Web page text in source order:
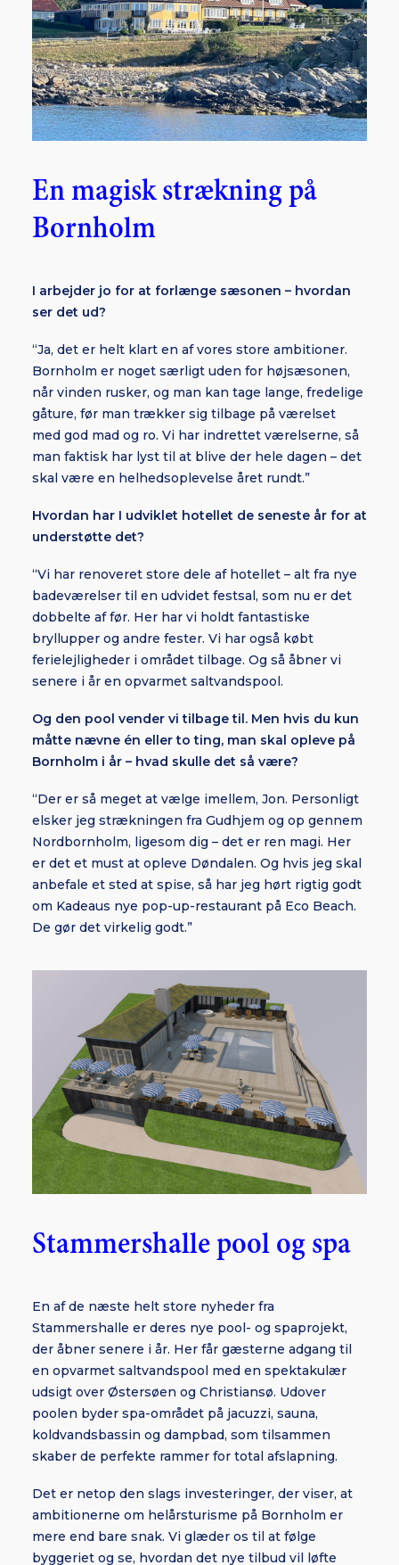
En magisk strækning på
Bornholm
I arbejder jo for at forlænge sæsonen – hvordan
ser det ud?
“Ja, det er helt klart en af vores store ambitioner.
Bornholm er noget særligt uden for højsæsonen,
når vinden rusker, og man kan tage lange, fredelige
gåture, før man trækker sig tilbage på værelset
med god mad og ro. Vi har indrettet værelserne, så
man faktisk har lyst til at blive der hele dagen – det
skal være en helhedsoplevelse året rundt.”
Hvordan har I udviklet hotellet de seneste år for at
understøtte det?
“Vi har renoveret store dele af hotellet – alt fra nye
badeværelser til en udvidet festsal, som nu er det
dobbelte af før. Her har vi holdt fantastiske
bryllupper og andre fester. Vi har også købt
ferielejligheder i området tilbage. Og så åbner vi
senere i år en opvarmet saltvandspool.
Og den pool vender vi tilbage til. Men hvis du kun
måtte nævne én eller to ting, man skal opleve på
Bornholm i år – hvad skulle det så være?
“Der er så meget at vælge imellem, Jon. Personligt
elsker jeg strækningen fra Gudhjem og op gennem
Nordbornholm, ligesom dig – det er ren magi. Her
er det et must at opleve Døndalen. Og hvis jeg skal
anbefale et sted at spise, så har jeg hørt rigtig godt
om Kadeaus nye pop-up-restaurant på Eco Beach.
De gør det virkelig godt.”
Stammershalle pool og spa
En af de næste helt store nyheder fra
Stammershalle er deres nye pool- og spaprojekt,
der åbner senere i år. Her får gæsterne adgang til
en opvarmet saltvandspool med en spektakulær
udsigt over Østersøen og Christiansø. Udover
poolen byder spa-området på jacuzzi, sauna,
koldvandsbassin og dampbad, som tilsammen
skaber de perfekte rammer for total afslapning.
Det er netop den slags investeringer, der viser, at
ambitionerne om helårsturisme på Bornholm er
mere end bare snak. Vi glæder os til at følge
byggeriet og se, hvordan det nye tilbud vil løfte